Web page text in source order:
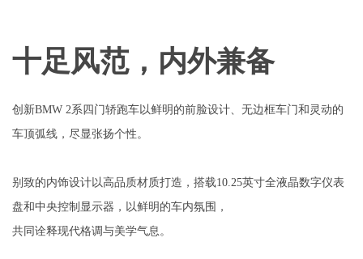
十足风范，内外兼备
创新BMW 2系四门轿跑车以鲜明的前脸设计、无边框车门和灵动的
车顶弧线，尽显张扬个性。
别致的内饰设计以高品质材质打造，搭载10.25英寸全液晶数字仪表
盘和中央控制显示器，以鲜明的车内氛围，
共同诠释现代格调与美学气息。